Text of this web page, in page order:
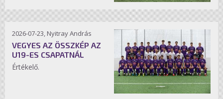
2026-07-23, Nyitray András
VEGYES AZ ÖSSZKÉP AZ
U19-ES CSAPATNÁL
Értékelő.